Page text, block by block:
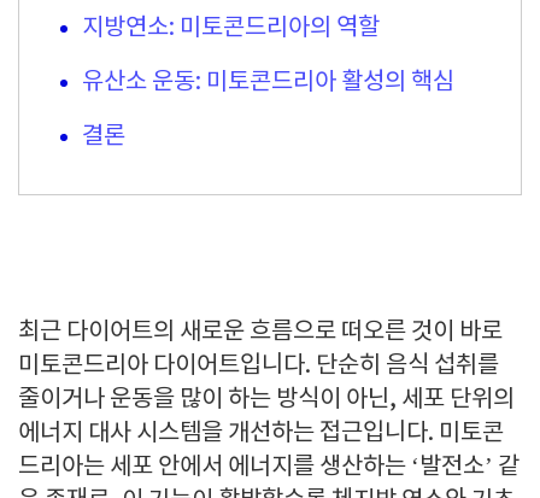
지방연소: 미토콘드리아의 역할
유산소 운동: 미토콘드리아 활성의 핵심
결론
최근 다이어트의 새로운 흐름으로 떠오른 것이 바로
미토콘드리아 다이어트입니다. 단순히 음식 섭취를
줄이거나 운동을 많이 하는 방식이 아닌, 세포 단위의
에너지 대사 시스템을 개선하는 접근입니다. 미토콘
드리아는 세포 안에서 에너지를 생산하는 ‘발전소’ 같